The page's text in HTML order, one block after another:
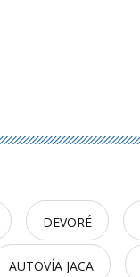
DEVORÉ
AUTOVÍA JACA